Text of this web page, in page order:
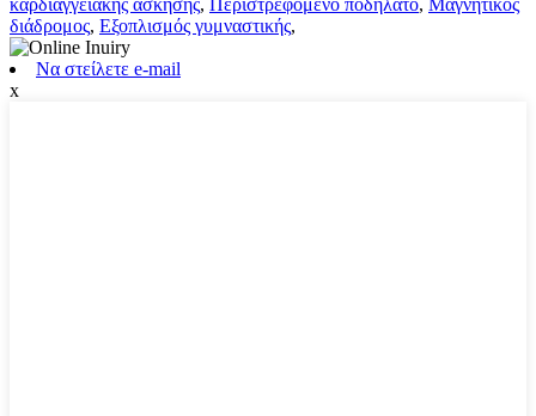
καρδιαγγειακής άσκησης, Περιστρεφόμενο ποδήλατο, Μαγνητικός
διάδρομος, Εξοπλισμός γυμναστικής,
Να στείλετε e-mail
x